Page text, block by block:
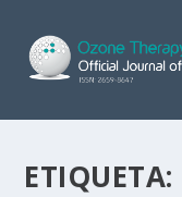
ETIQUETA: